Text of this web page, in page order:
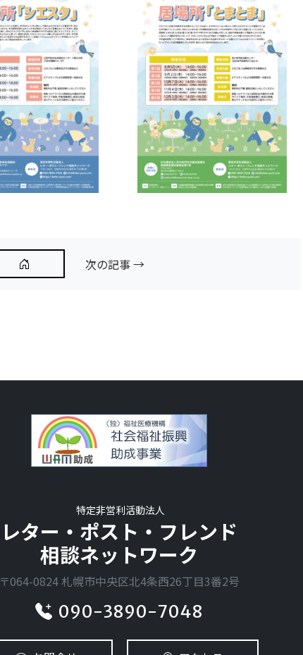
次の記事 →
特定非営利活動法人
レター・ポスト・フレンド
相談ネットワーク
〒064-0824 札幌市中央区北4条西26丁目3番2号
090-3890-7048